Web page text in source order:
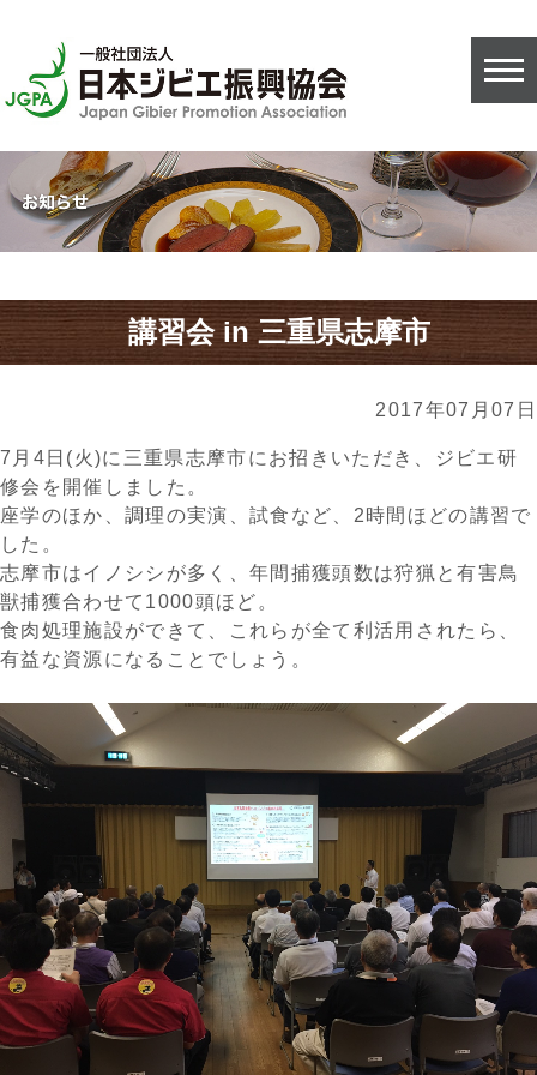
講習会 in 三重県志摩市
2017年07月07日
7月4日(火)に三重県志摩市にお招きいただき、ジビエ研
修会を開催しました。
座学のほか、調理の実演、試食など、2時間ほどの講習で
した。
志摩市はイノシシが多く、年間捕獲頭数は狩猟と有害鳥
獣捕獲合わせて1000頭ほど。
食肉処理施設ができて、これらが全て利活用されたら、
有益な資源になることでしょう。